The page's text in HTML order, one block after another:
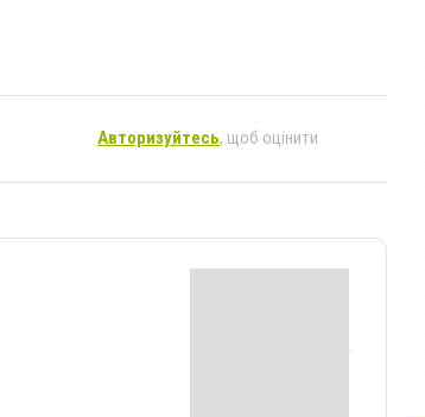
Авторизуйтесь, щоб оцінити